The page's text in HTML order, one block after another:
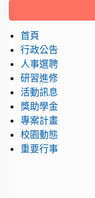
:::
首頁
行政公告
人事選聘
研習進修
活動訊息
獎助學金
專案計畫
校園動態
重要行事